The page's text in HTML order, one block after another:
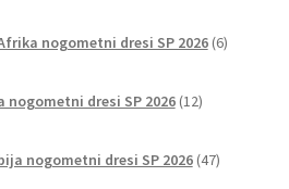
nogometni dresi SP 2026 6izdelkov
nogometni dresi SP 2026 12izdelkov
nogometni dresi SP 2026 47izdelkov